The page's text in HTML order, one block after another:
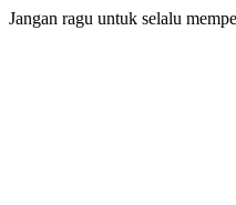
Jangan ragu untuk selalu